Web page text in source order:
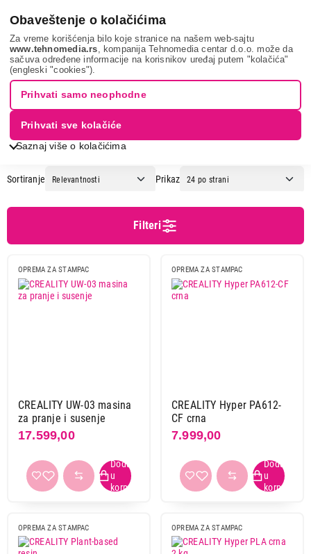
Obaveštenje o kolačićima
Za vreme korišćenja bilo koje stranice na našem web-sajtu
www.tehnomedia.rs , kompanija Tehnomedia centar d.o.o. može da
sačuva određene informacije na korisnikov uređaj putem "kolačića"
(engleski "cookies").
Saznaj više o kolačićima
Prihvati samo neophodne
Prihvati sve kolačiće
It & gaming Potrošni materijal za štampače
Potrošni materijal
za 3d štampače
Cena
Cena do
Brend
braon
1
crna
crno-žuta
crvena
1
plava
1
zelena
1
POTROŠNI MATERIJAL ZA 3D
ŠTAMPAČE
Sortiranje Prikaz
Filteri
OPREMA ZA STAMPAC
CREALITY UW-03 masina
za pranje i susenje
17.599,00
OPREMA ZA STAMPAC
CREALITY Hyper PA612-
CF crna
7.999,00
OPREMA ZA STAMPAC OPREMA ZA STAMPAC